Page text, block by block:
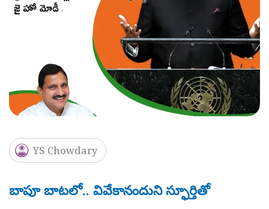
YS Chowdary
బాపూ బాటలో.. వివేకానందుని స్ఫూర్తితో